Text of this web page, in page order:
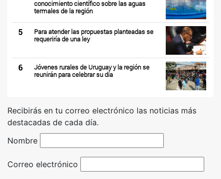
conocimiento científico sobre las aguas
termales de la región
5
Para atender las propuestas planteadas se
requeriría de una ley
6
Jóvenes rurales de Uruguay y la región se
reunirán para celebrar su día
Recibirás en tu correo electrónico las noticias más
destacadas de cada día.
Nombre
Correo electrónico